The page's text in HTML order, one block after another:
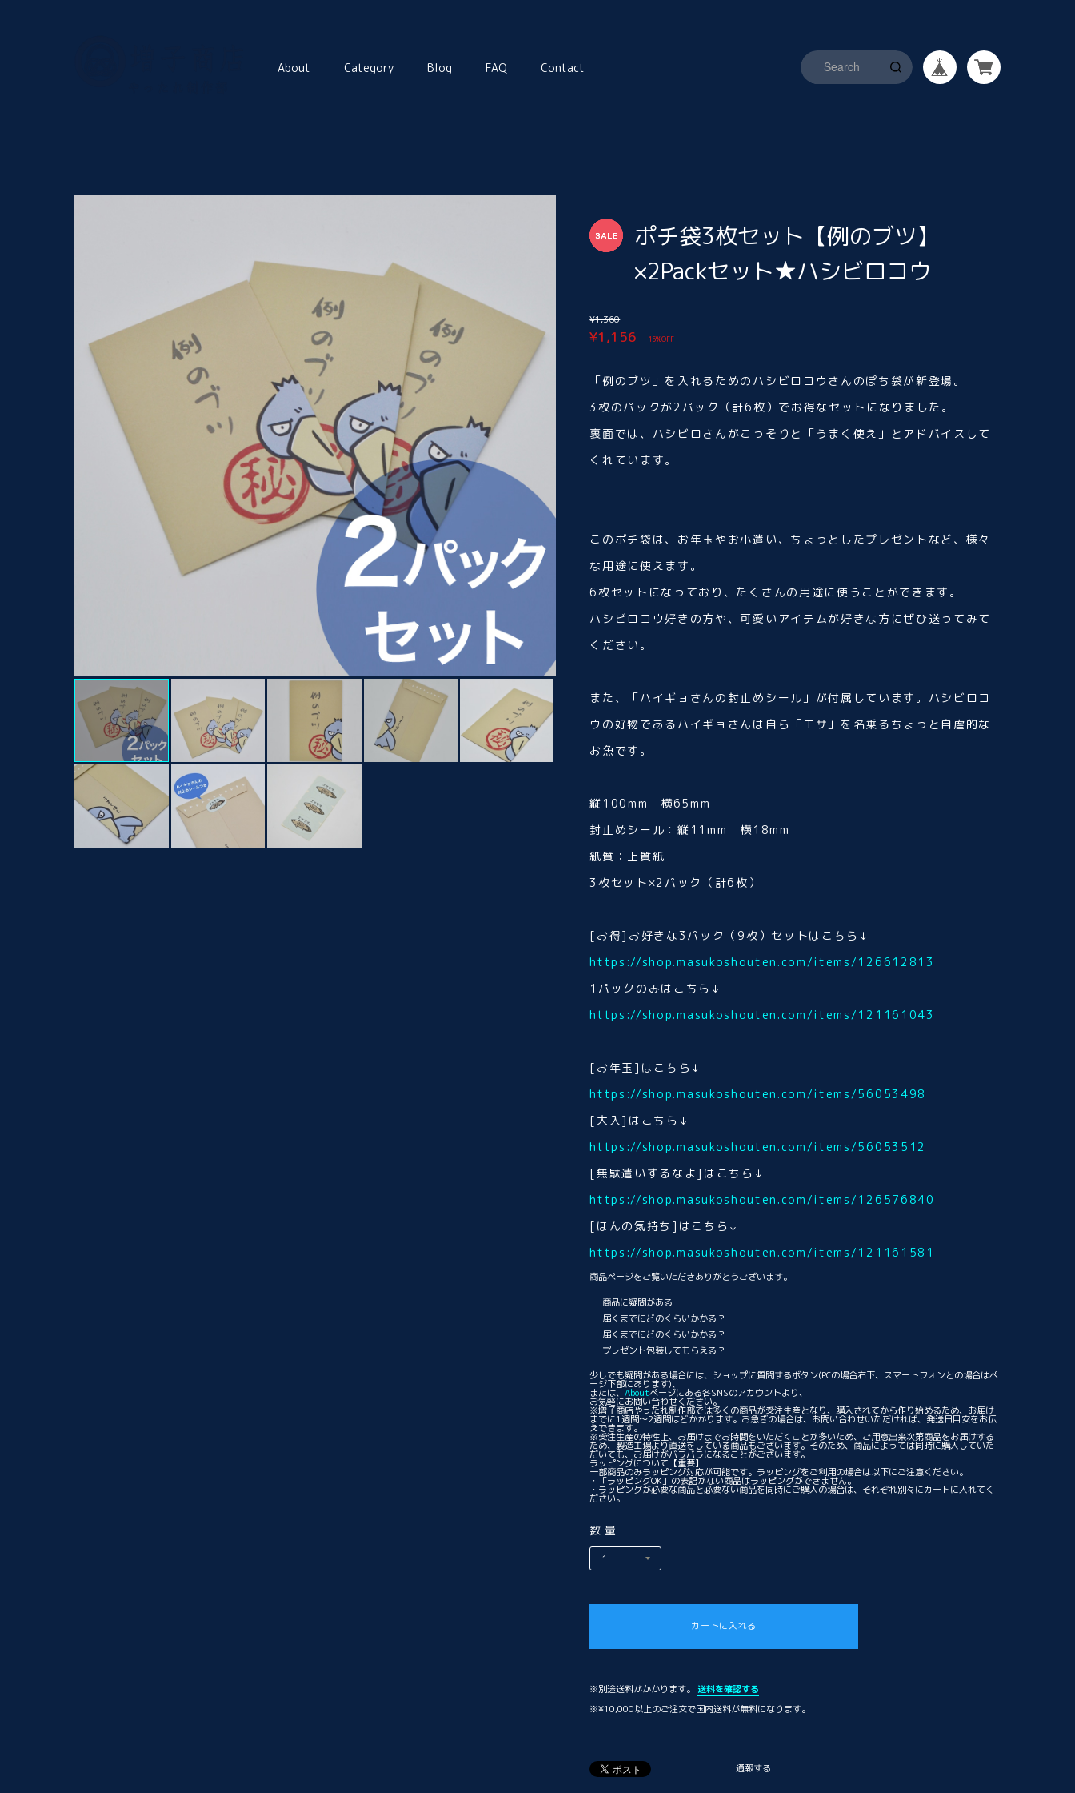
About Category Blog FAQ Contact
ポチ袋3枚セット【例のブツ】
×2Packセット★ハシビロコウ
¥1,360
¥1,156 15%OFF
「例のブツ」を入れるためのハシビロコウさんのぽち袋が新登場。
3枚のパックが2パック（計6枚）でお得なセットになりました。
裏面では、ハシビロさんがこっそりと「うまく使え」とアドバイスして
くれています。
このポチ袋は、お年玉やお小遣い、ちょっとしたプレゼントなど、様々
な用途に使えます。
6枚セットになっており、たくさんの用途に使うことができます。
ハシビロコウ好きの方や、可愛いアイテムが好きな方にぜひ送ってみて
ください。
また、「ハイギョさんの封止めシール」が付属しています。ハシビロコ
ウの好物であるハイギョさんは自ら「エサ」を名乗るちょっと自虐的な
お魚です。
縦100mm 横65mm
封止めシール：縦11mm 横18mm
紙質：上質紙
3枚セット×2パック（計6枚）
[お得]お好きな3パック（9枚）セットはこちら↓
https://shop.masukoshouten.com/items/126612813
1パックのみはこちら↓
https://shop.masukoshouten.com/items/121161043
[お年玉]はこちら↓
https://shop.masukoshouten.com/items/56053498
[大入]はこちら↓
https://shop.masukoshouten.com/items/56053512
[無駄遣いするなよ]はこちら↓
https://shop.masukoshouten.com/items/126576840
[ほんの気持ち]はこちら↓
https://shop.masukoshouten.com/items/121161581
商品ページをご覧いただきありがとうございます。
商品に疑問がある
届くまでにどのくらいかかる？
届くまでにどのくらいかかる？
プレゼント包装してもらえる？
少しでも疑問がある場合には、ショップに質問するボタン(PCの場合右下、スマートフォンとの場合はペ
ージ下部にあります)、
または、Aboutページにある各SNSのアカウントより、
お気軽にお問い合わせください。
※増子商店やったれ制作部では多くの商品が受注生産となり、購入されてから作り始めるため、お届け
までに1週間〜2週間ほどかかります。お急ぎの場合は、お問い合わせいただければ、発送日目安をお伝
えできます。
※受注生産の特性上、お届けまでお時間をいただくことが多いため、ご用意出来次第商品をお届けする
ため、製造工場より直送をしている商品もございます。そのため、商品によっては同時に購入していた
だいても、お届けがバラバラになることがございます。
ラッピングについて 【重要】
一部商品のみラッピング対応が可能です。ラッピングをご利用の場合は以下にご注意ください。
・「ラッピングOK」の表記がない商品はラッピングができません。
・ラッピングが必要な商品と必要ない商品を同時にご購入の場合は、それぞれ別々にカートに入れてく
ださい。
数量
カートに入れる
※別途送料がかかります。
送料を確認する
※¥10,000以上のご注文で国内送料が無料になります。
通報する